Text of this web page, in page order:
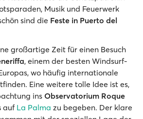
Musik und Feuerwerk
sind die Feste in Puerto del
großartige Zeit für einen Besuch
, einem der besten Windsurf-
wo häufig internationale
Eine weitere tolle Idee ist es,
ins Observatorium Roque
auf La Palma zu begeben. Der klare